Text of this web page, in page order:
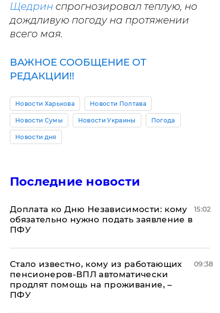
Щедрин спрогнозировал теплую, но
дождливую погоду на протяжении
всего мая.
ВАЖНОЕ СООБЩЕНИЕ ОТ
РЕДАКЦИИ!!
Новости Харькова Новости Полтава
Новости Сумы Новости Украины Погода
Новости дня
Последние новости
Доплата ко Дню Независимости: кому
обязательно нужно подать заявление в
ПФУ
15:02
Стало известно, кому из работающих
пенсионеров-ВПЛ автоматически
продлят помощь на проживание, –
ПФУ
09:38